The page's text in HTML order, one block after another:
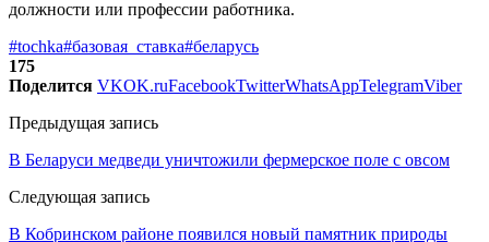
должности или профессии работника.
#tochka#базовая_ставка#беларусь
175
Поделится VKOK.ruFacebookTwitterWhatsAppTelegramViber
Предыдущая запись
В Беларуси медведи уничтожили фермерское поле с овсом
Следующая запись
В Кобринском районе появился новый памятник природы